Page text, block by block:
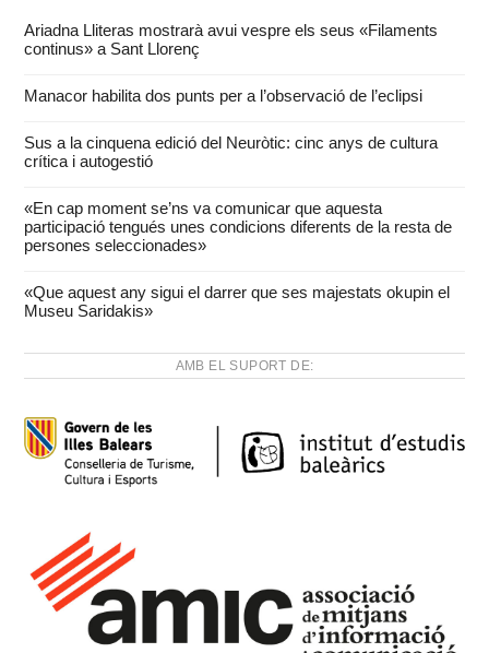
Ariadna Lliteras mostrarà avui vespre els seus «Filaments
continus» a Sant Llorenç
Manacor habilita dos punts per a l’observació de l’eclipsi
Sus a la cinquena edició del Neuròtic: cinc anys de cultura
crítica i autogestió
«En cap moment se’ns va comunicar que aquesta
participació tengués unes condicions diferents de la resta de
persones seleccionades»
«Que aquest any sigui el darrer que ses majestats okupin el
Museu Saridakis»
AMB EL SUPORT DE: